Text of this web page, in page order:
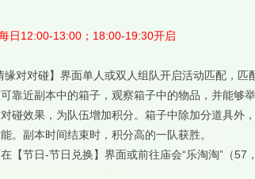
日12:00-13:00；18:00-19:30开启
对对碰】界面单人或双人组队开启活动匹配，匹
靠近副本中的箱子，观察箱子中的物品，并能够
碰效果，为队伍增加积分。箱子中除加分道具外
。副本时间结束时，积分高的一队获胜。
在【节日-节日兑换】界面或前往庙会“乐淘淘”（57